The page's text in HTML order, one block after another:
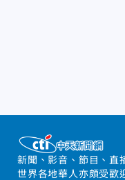
新聞、影音、節目、直
世界各地華人亦頗受歡